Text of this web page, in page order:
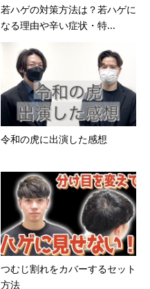
若ハゲの対策方法は？若ハゲに
なる理由や辛い症状・特...
令和の虎に出演した感想
つむじ割れをカバーするセット
方法